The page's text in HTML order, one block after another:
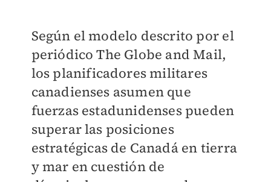
Según el modelo descrito por el
periódico The Globe and Mail,
los planificadores militares
canadienses asumen que
fuerzas estadunidenses pueden
superar las posiciones
estratégicas de Canadá en tierra
y mar en cuestión de